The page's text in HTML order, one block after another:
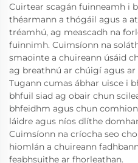
Cuirtear scagán fuinneamh i
théarmann a thógáil agus a
tréamhú, ag meascadh na
fuinnimh. Cuimsíonn na
smaointe a chuireann úsáid
ag breathnú ar chúigí agus
Tugann cumas ábhar uisce i
bhfuil siad ag obair chun
bhfeidhm agus chun
láidre agus níos dlíthe
Cuimsíonn na críocha seo
hiomlán a chuireann
feabhsuithe ar fhorleathan.